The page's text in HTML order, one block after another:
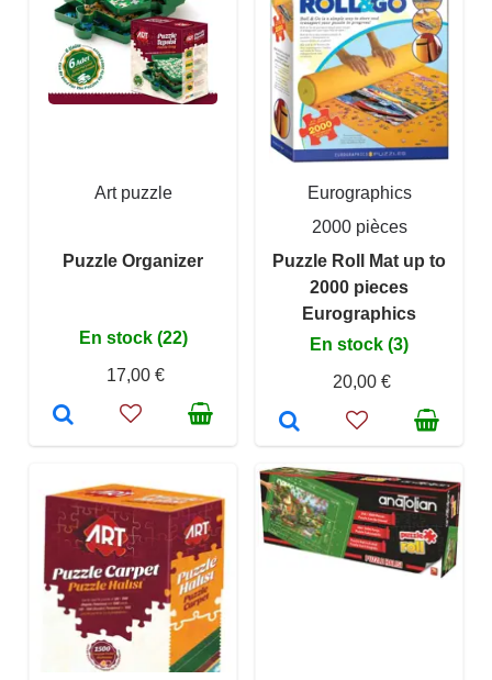
Art puzzle
Puzzle Organizer
En stock (22)
17,00 €
Eurographics
2000 pièces
Puzzle Roll Mat up to
2000 pieces
Eurographics
En stock (3)
20,00 €